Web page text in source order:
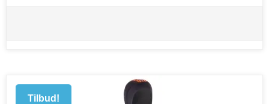
Tilbud!